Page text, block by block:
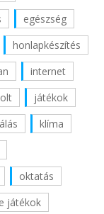
egészség
honlapkészítés
internet
játékok
klíma
oktatás
játékok